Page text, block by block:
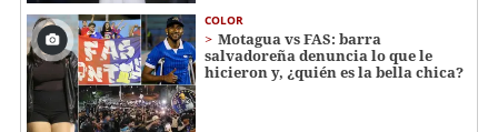
COLOR
Motagua vs FAS: barra
salvadoreña denuncia lo que le
hicieron y, ¿quién es la bella chica?